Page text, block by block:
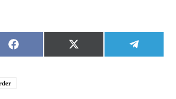
Share
on
Facebook
Share
on
X
(Twitter)
Share
on